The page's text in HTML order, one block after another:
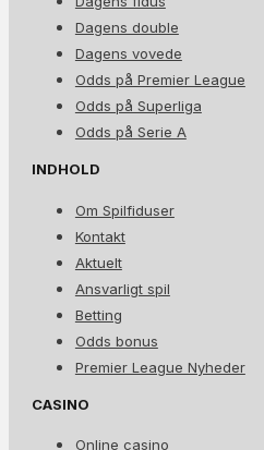
Dagens double
Dagens vovede
Odds på Premier League
Odds på Superliga
Odds på Serie A
INDHOLD
Om Spilfiduser
Kontakt
Aktuelt
Ansvarligt spil
Betting
Odds bonus
Premier League Nyheder
CASINO
Online casino